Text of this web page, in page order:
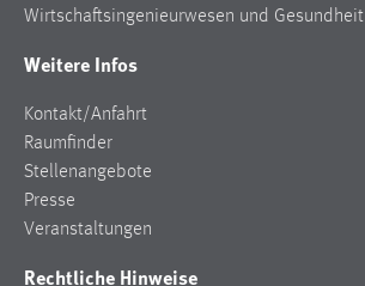
Wirtschaftsingenieurwesen und Gesundheit
Weitere Infos
Kontakt/Anfahrt
Raumfinder
Stellenangebote
Presse
Veranstaltungen
Rechtliche Hinweise
Facebook
Zweck:
Cookie Laufzeit: